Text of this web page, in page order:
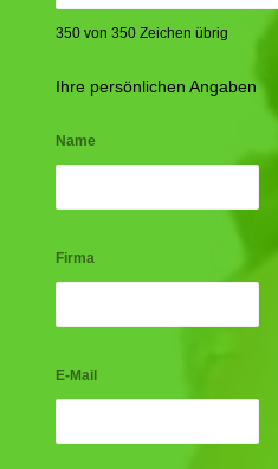
350 von 350 Zeichen übrig
Ihre persönlichen Angaben
Name
Firma
E-Mail